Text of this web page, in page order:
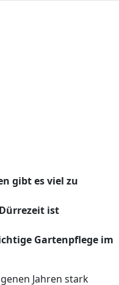
gibt es viel zu
ist
Gartenpflege im
Jahren stark